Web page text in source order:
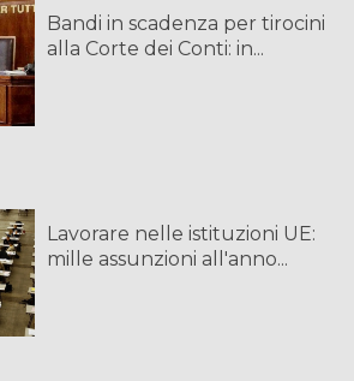
Bandi in scadenza per tirocini
alla Corte dei Conti: in...
Lavorare nelle istituzioni UE:
mille assunzioni all'anno...